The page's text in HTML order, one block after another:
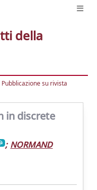
della
Pubblicazione su rivista
in discrete
; NORMAND